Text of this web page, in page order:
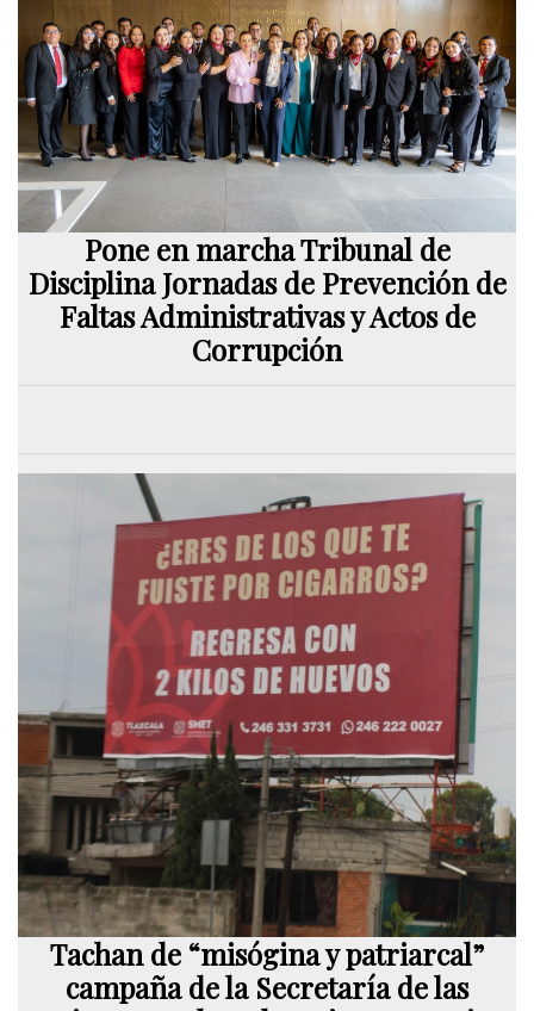
Pone en marcha Tribunal de
Disciplina Jornadas de Prevención de
Faltas Administrativas y Actos de
Corrupción
Tachan de “misógina y patriarcal”
campaña de la Secretaría de las